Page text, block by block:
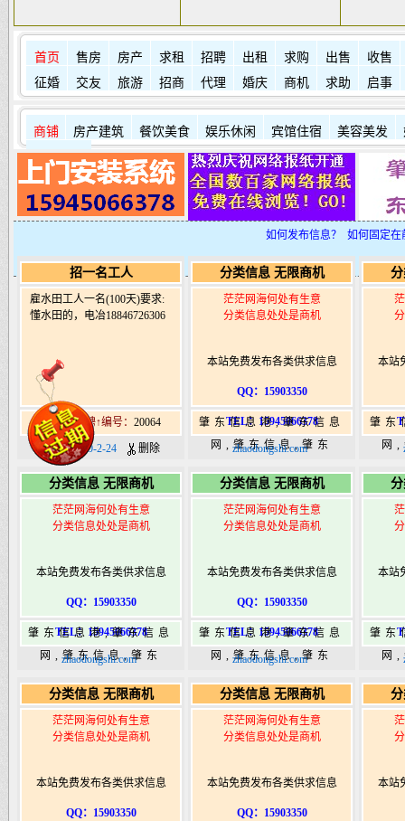
首页 售房 房产 求租 招聘 出租 求购 出售
收售
征婚
交友 旅游 招商 代理 婚庆 商机 求助 启事
商铺 房产建筑 餐饮美食 娱乐休闲 宾馆住宿 美容美发
其它店铺
如何发布信息？ 如何固定在
招一名工人
雇水田工人一名(100天)要求:
懂水田的，电冶18846726306
四站镇招聘↑编号： 20064
日期：2020-2-24 删除
分类信息 无限商机
茫茫网海何处有生意
分类信息处处是商机
本站免费发布各类供求信息
QQ：15903350
TEL：15945066378
肇东信息港,肇东信息
网,肇东信息,肇东
港|www.zhaodongshi.com
zhaodongshi.com
本站
肇东
网
港
分类信息 无限商机
茫茫网海何处有生意
分类信息处处是商机
本站免费发布各类供求信息
QQ：15903350
TEL：15945066378
肇东信息港,肇东信息
网,肇东信息,肇东
港|www.zhaodongshi.com
zhaodongshi.com
分类信息 无限商机
茫茫网海何处有生意
分类信息处处是商机
本站免费发布各类供求信息
QQ：15903350
TEL：15945066378
肇东信息港,肇东信息
网,肇东信息,肇东
港|www.zhaodongshi.com
zhaodongshi.com
本站
肇东
网
港
分类信息 无限商机
茫茫网海何处有生意
分类信息处处是商机
本站免费发布各类供求信息
QQ：15903350
分类信息 无限商机
茫茫网海何处有生意
分类信息处处是商机
本站免费发布各类供求信息
QQ：15903350
本站